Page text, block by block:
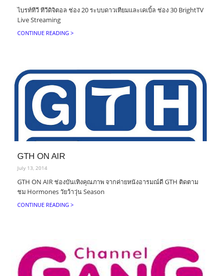
ไบรท์ทีวี ทีวีดิจิตอล ช่อง 20 ระบบดาวเทียมและเคเบิ้ล ช่อง 30 BrightTV
Live Streaming
CONTINUE READING >
GTH ON AIR
July 13, 2014
GTH ON AIR ช่องบันเทิงคุณภาพ จากค่ายหนังอารมณ์ดี GTH ติดตาม
ชม Hormones วัยว้าวุ่น Season
CONTINUE READING >